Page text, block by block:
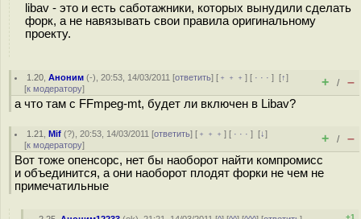
libav - это и есть саботажники, которых вынудили сделать
форк, а не навязывать свои правила оригинальному
проекту.
1.20 ,Аноним (-), 20:53, 14/03/2011 [ответить] [ ﹢﹢﹢] [ · · ·][↑]
[к модератору] + / –
а что там с FFmpeg-mt, будет ли включен в Libav?
1.21 ,Mif (?), 20:53, 14/03/2011 [ответить] [ ﹢﹢﹢] [ · · ·][↓]
[к модератору] + / –
Вот тоже опенсорс, нет бы наоборот найти компромисс
и объединится, а они наоборот плодят форки не чем не
примечатильные
+1